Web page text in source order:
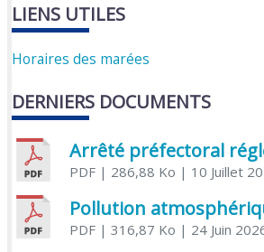
LIENS UTILES
Horaires des marées
DERNIERS DOCUMENTS
PDF| 286,88 Ko | 10 Juillet
Pollution
PDF| 316,87 Ko | 24 Juin